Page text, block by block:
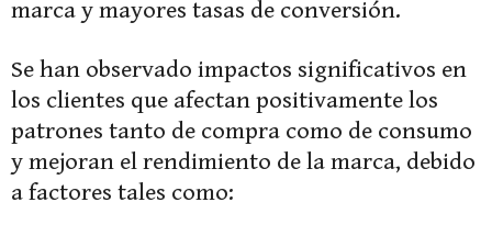
marca y mayores tasas de conversión.
Se han observado impactos significativos en
los clientes que afectan positivamente los
patrones tanto de compra como de consumo
y mejoran el rendimiento de la marca, debido
a factores tales como: